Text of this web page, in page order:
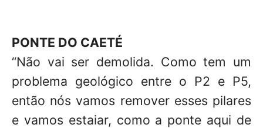
PONTE DO CAETÉ
“Não vai ser demolida. Como tem um
problema geológico entre o P2 e P5,
então nós vamos remover esses pilares
e vamos estaiar, como a ponte aqui de